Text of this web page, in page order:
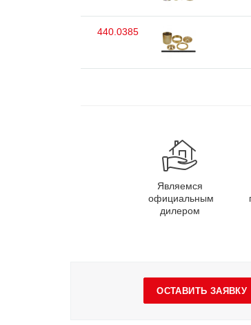
440.0385
Являемся
официальным
дилером
ОСТАВИТЬ ЗАЯВКУ